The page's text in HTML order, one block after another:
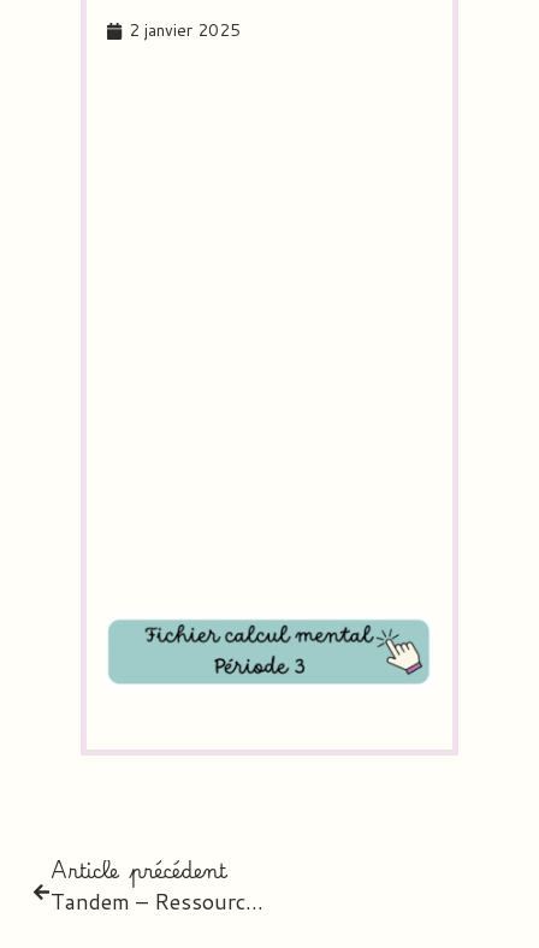
2 janvier 2025
Article précédent
Tandem – Ressources CE1 & CE2